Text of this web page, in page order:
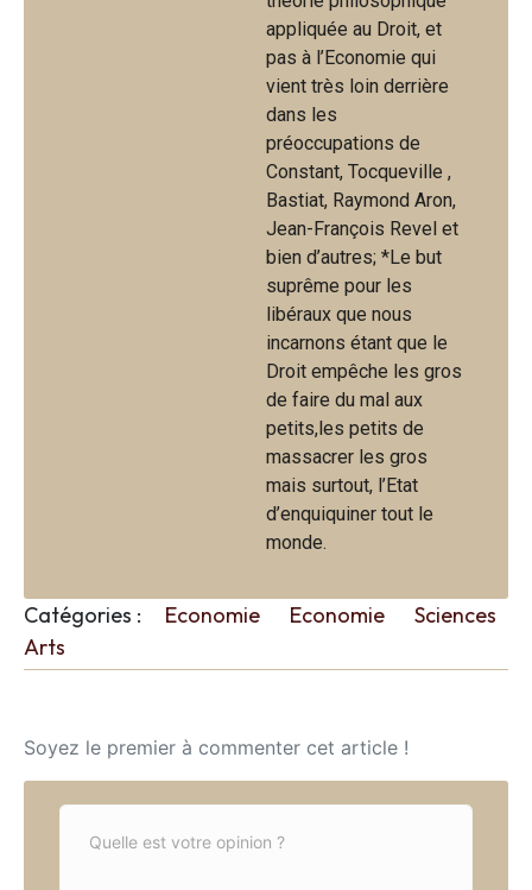
appliquée au Droit, et
pas à l’Economie qui
vient très loin derrière
dans les
préoccupations de
Constant, Tocqueville ,
Bastiat, Raymond Aron,
Jean-François Revel et
bien d’autres; *Le but
suprême pour les
libéraux que nous
incarnons étant que le
Droit empêche les gros
de faire du mal aux
petits,les petits de
massacrer les gros
mais surtout, l’Etat
d’enquiquiner tout le
monde.
Catégories : Economie Economie
Sciences
Arts
Soyez le premier à commenter cet article !
C